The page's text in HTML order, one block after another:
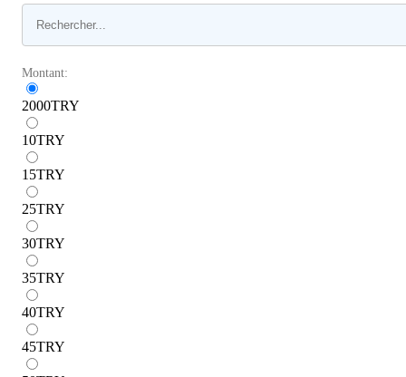
Montant:
2000TRY
10TRY
15TRY
25TRY
30TRY
35TRY
40TRY
45TRY